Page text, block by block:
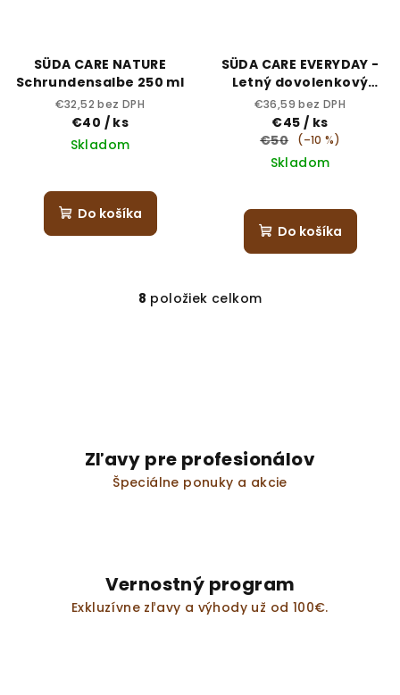
SÜDA CARE NATURE
Schrundensalbe 250 ml
€32,52 bez DPH
€40 / ks
Skladom
Do košíka
SÜDA CARE EVERYDAY -
Letný dovolenkový
balíček LIGHT
€36,59 bez DPH
€45 / ks
€50
(–10 %)
Skladom
Do košíka
O
i
e
p
y
v
ý
8 položiek celkom
Zľavy pre profesionálov
Špeciálne ponuky a akcie
Vernostný program
Exkluzívne zľavy a výhody už od 100€.